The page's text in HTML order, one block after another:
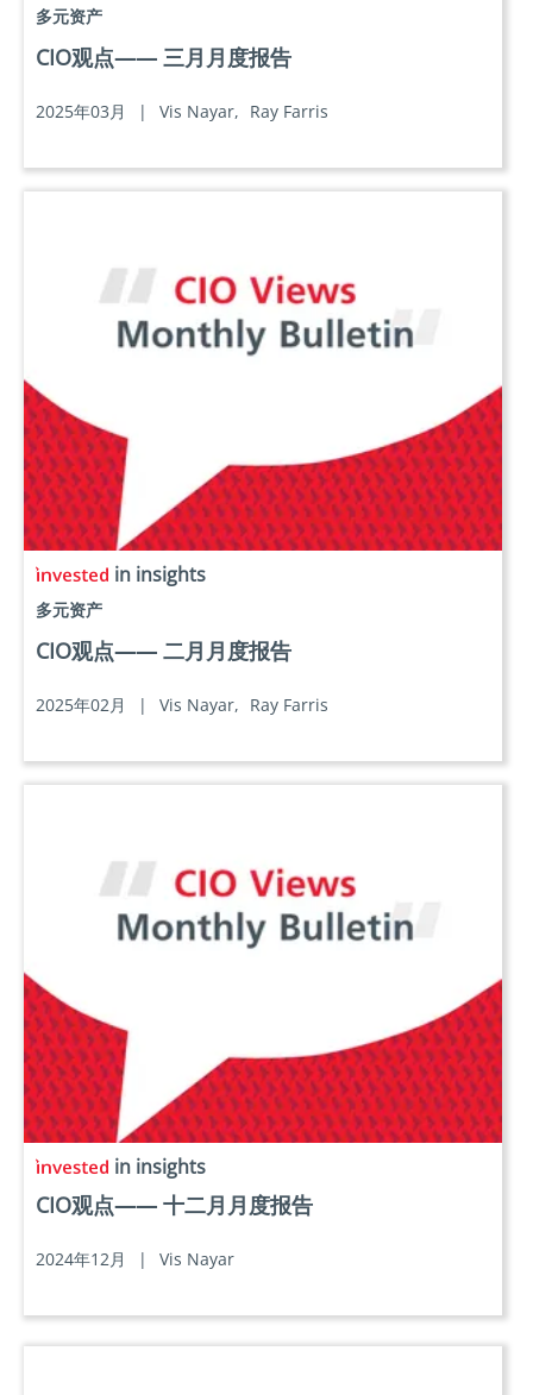
多元资产
CIO观点—— 三月月度报告
2025年03月 | Vis Nayar, Ray Farris
in insights
多元资产
CIO观点—— 二月月度报告
2025年02月 | Vis Nayar, Ray Farris
in insights
CIO观点—— 十二月月度报告
2024年12月 | Vis Nayar